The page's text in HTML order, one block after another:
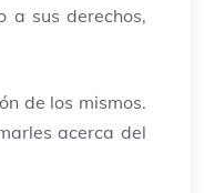
a sus derechos,
de los mismos.
acerca del